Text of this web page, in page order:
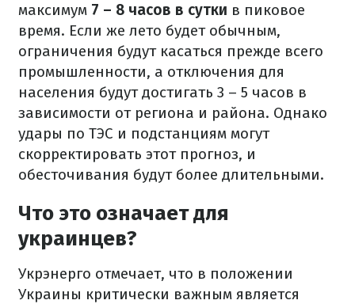
максимум 7 – 8 часов в сутки в пиковое
время. Если же лето будет обычным,
ограничения будут касаться прежде всего
промышленности, а отключения для
населения будут достигать 3 – 5 часов в
зависимости от региона и района. Однако
удары по ТЭС и подстанциям могут
скорректировать этот прогноз, и
обесточивания будут более длительными.
Что это означает для
украинцев?
Укрэнерго отмечает, что в положении
Украины критически важным является